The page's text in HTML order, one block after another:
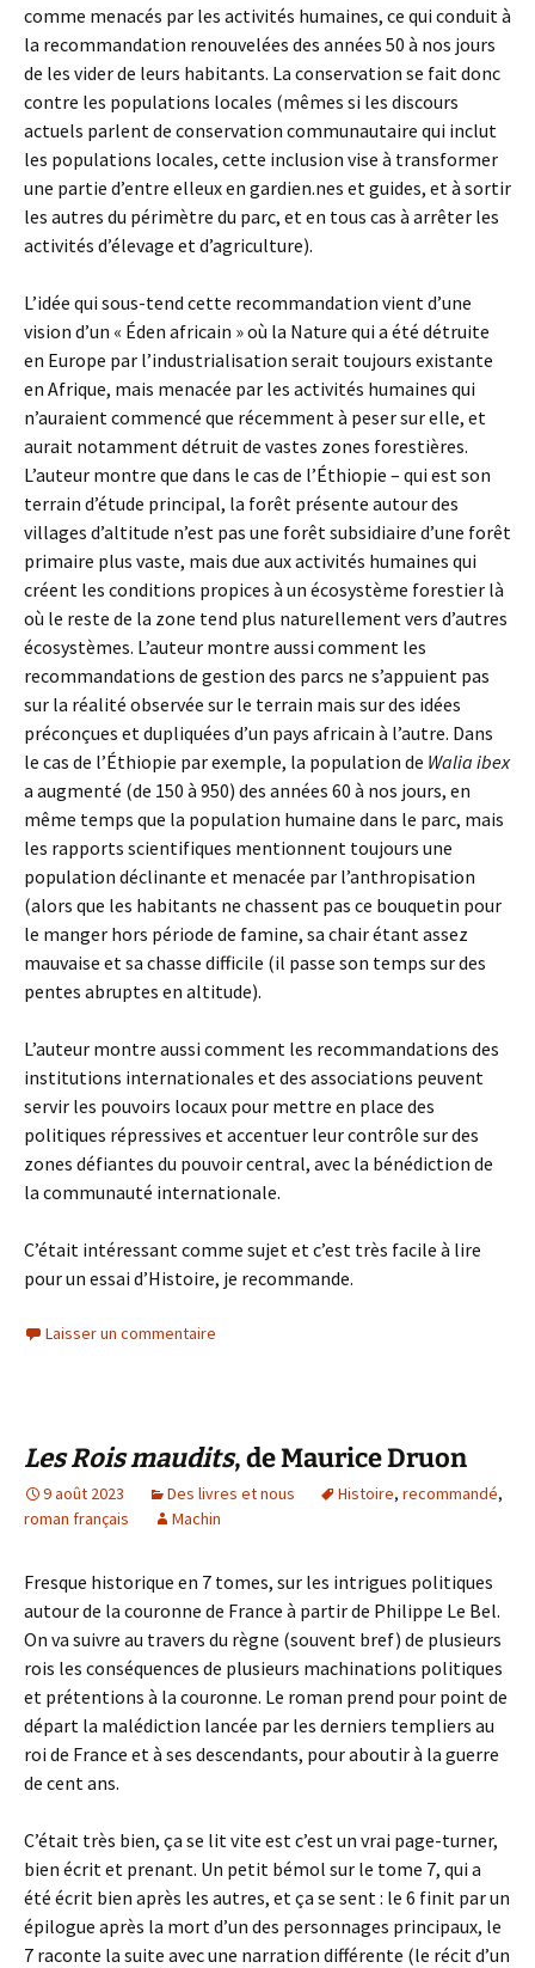
comme menacés par les activités humaines, ce qui conduit à
la recommandation renouvelées des années 50 à nos jours
de les vider de leurs habitants. La conservation se fait donc
contre les populations locales (mêmes si les discours
actuels parlent de conservation communautaire qui inclut
les populations locales, cette inclusion vise à transformer
une partie d’entre elleux en gardien.nes et guides, et à sortir
les autres du périmètre du parc, et en tous cas à arrêter les
activités d’élevage et d’agriculture).
L’idée qui sous-tend cette recommandation vient d’une
vision d’un « Éden africain » où la Nature qui a été détruite
en Europe par l’industrialisation serait toujours existante
en Afrique, mais menacée par les activités humaines qui
n’auraient commencé que récemment à peser sur elle, et
aurait notamment détruit de vastes zones forestières.
L’auteur montre que dans le cas de l’Éthiopie – qui est son
terrain d’étude principal, la forêt présente autour des
villages d’altitude n’est pas une forêt subsidiaire d’une forêt
primaire plus vaste, mais due aux activités humaines qui
créent les conditions propices à un écosystème forestier là
où le reste de la zone tend plus naturellement vers d’autres
écosystèmes. L’auteur montre aussi comment les
recommandations de gestion des parcs ne s’appuient pas
sur la réalité observée sur le terrain mais sur des idées
préconçues et dupliquées d’un pays africain à l’autre. Dans
le cas de l’Éthiopie par exemple, la population de Walia ibex
a augmenté (de 150 à 950) des années 60 à nos jours, en
même temps que la population humaine dans le parc, mais
les rapports scientifiques mentionnent toujours une
population déclinante et menacée par l’anthropisation
(alors que les habitants ne chassent pas ce bouquetin pour
le manger hors période de famine, sa chair étant assez
mauvaise et sa chasse difficile (il passe son temps sur des
pentes abruptes en altitude).
L’auteur montre aussi comment les recommandations des
institutions internationales et des associations peuvent
servir les pouvoirs locaux pour mettre en place des
politiques répressives et accentuer leur contrôle sur des
zones défiantes du pouvoir central, avec la bénédiction de
la communauté internationale.
C’était intéressant comme sujet et c’est très facile à lire
pour un essai d’Histoire, je recommande.
Laisser un commentaire
Les Rois maudits, de Maurice Druon
9 août 2023 Des livres et nous Histoire, recommandé,
roman français
Machin
Fresque historique en 7 tomes, sur les intrigues politiques
autour de la couronne de France à partir de Philippe Le Bel.
On va suivre au travers du règne (souvent bref) de plusieurs
rois les conséquences de plusieurs machinations politiques
et prétentions à la couronne. Le roman prend pour point de
départ la malédiction lancée par les derniers templiers au
roi de France et à ses descendants, pour aboutir à la guerre
de cent ans.
C’était très bien, ça se lit vite est c’est un vrai page-turner,
bien écrit et prenant. Un petit bémol sur le tome 7, qui a
été écrit bien après les autres, et ça se sent : le 6 finit par un
épilogue après la mort d’un des personnages principaux, le
7 raconte la suite avec une narration différente (le récit d’un